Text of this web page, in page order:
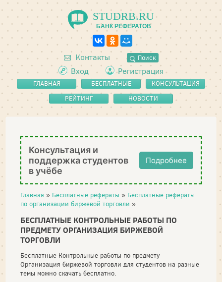
STUDRB.RU
БАНК РЕФЕРАТОВ
Контакты Поиск
Вход Регистрация
ГЛАВНАЯ
БЕСПЛАТНЫЕ
РЕФЕРАТЫ
КОНСУЛЬТАЦИЯ
РЕЙТИНГ
НОВОСТИ
Консультация и
поддержка студентов
в учёбе
Подробнее
Главная » Бесплатные рефераты » Бесплатные рефераты
по организации биржевой торговли »
БЕСПЛАТНЫЕ КОНТРОЛЬНЫЕ РАБОТЫ ПО
ПРЕДМЕТУ ОРГАНИЗАЦИЯ БИРЖЕВОЙ
ТОРГОВЛИ
Бесплатные Контрольные работы по предмету
Организация биржевой торговли для студентов на разные
темы можно скачать бесплатно.